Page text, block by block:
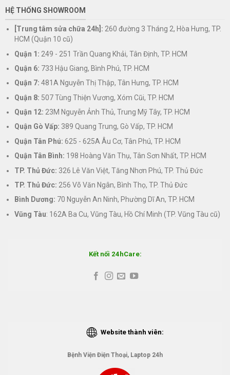
HỆ THỐNG SHOWROOM
[Trung tâm sửa chữa 24h]: 260 đường 3 Tháng 2, Hòa Hưng, TP.
HCM (Quận 10 cũ)
Quận 1: 249 - 251 Trần Quang Khải, Tân Định, TP. HCM
Quận 6: 733 Hậu Giang, Bình Phú, TP. HCM
Quận 7: 481A Nguyễn Thị Thập, Tân Hưng, TP. HCM
Quận 8: 507 Tùng Thiện Vương, Xóm Cũi, TP. HCM
Quận 12: 23M Nguyễn Ảnh Thủ, Trung Mỹ Tây, TP. HCM
Quận Gò Vấp: 389 Quang Trung, Gò Vấp, TP. HCM
Quận Tân Phú: 625 - 625A Âu Cơ, Tân Phú, TP. HCM
Quận Tân Bình: 198 Hoàng Văn Thụ, Tân Sơn Nhất, TP. HCM
TP. Thủ Đức: 326 Lê Văn Việt, Tăng Nhơn Phú, TP. Thủ Đức
TP. Thủ Đức: 256 Võ Văn Ngân, Bình Thọ, TP. Thủ Đức
Bình Dương: 70 Nguyễn An Ninh, Phường Dĩ An, TP. HCM
Vũng Tàu: 162A Ba Cu, Vũng Tàu, Hồ Chí Minh (TP. Vũng Tàu cũ)
Kết nối 24hCare:
Website thành viên:
Bệnh Viện Điện Thoại, Laptop 24h